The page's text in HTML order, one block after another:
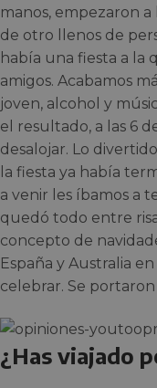
manos, empezaron
de otro llenos de
había una fiesta a la
amigos. Acabamos
joven, alcohol y
el resultado, a las 6
desalojar. Lo
la fiesta ya había
a venir les íbamos a
quedó todo entre
concepto de
España y Australia
celebrar. Se
¿Has viajado